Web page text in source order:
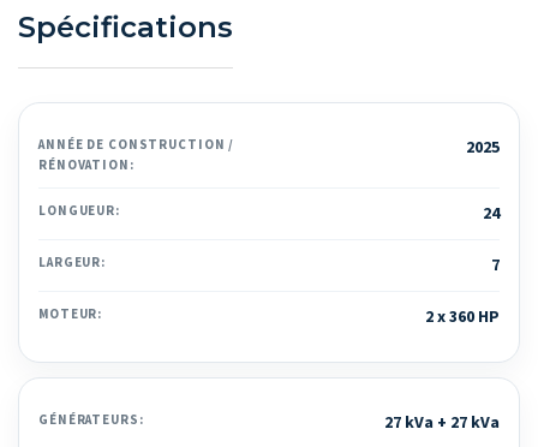
Spécifications
ANNÉE DE CONSTRUCTION /
RÉNOVATION:
2025
LONGUEUR: 24
LARGEUR: 7
MOTEUR: 2 x 360 HP
GÉNÉRATEURS: 27 kVa + 27 kVa